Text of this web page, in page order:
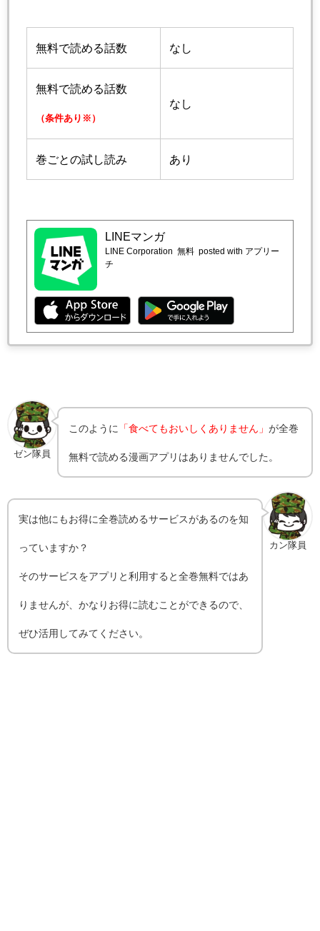
無料で読める話数 なし
無料で読める話数
（条件あり※）
なし
巻ごとの試し読み あり
LINEマンガ
LINE Corporation 無料 posted with アプリー
チ
ゼン隊員
このように 「食べてもおいしくありません」が全巻
無料で読める漫画アプリはありませんでした。
カン隊員
実は他にもお得に全巻読めるサービスがあるのを知
っていますか？
そのサービスをアプリと利用すると全巻無料ではあ
りませんが、かなりお得に読むことができるので、
ぜひ活用してみてください。